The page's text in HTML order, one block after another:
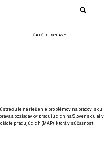
ĎALŠIE SPRÁVY
na riešenie problémov na pracovisku
a požiadavky pracujúcich na Slovensku aj v
pracujúcich (MAP), ktorá v súčasnosti